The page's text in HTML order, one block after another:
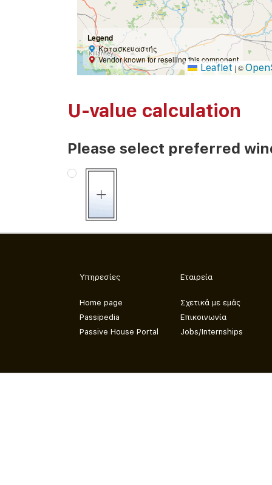
Legend
Κατασκευαστής
Vendor known for reselling this component
Leaflet | ©
U-value calculation
Please select preferred
Υπηρεσίες
Home page
Passipedia
Passive House Portal
Εταιρεία
Σχετικά με εμάς
Επικοινωνία
Jobs/Internships